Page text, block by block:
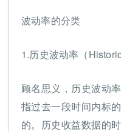
波动率的分类
1.历史波动率（
顾名思义，历史波动
指过去一段时间内标
的。历史收益数据的